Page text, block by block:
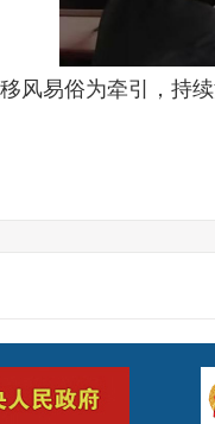
风易俗为牵引，持